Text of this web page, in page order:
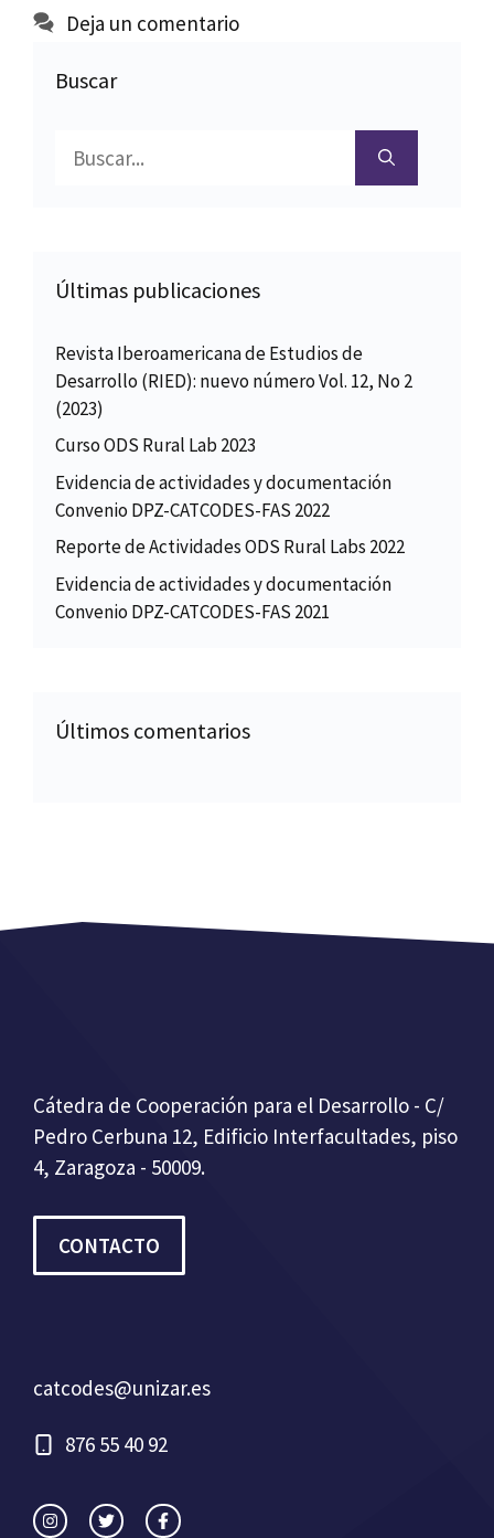
Deja un comentario
Buscar
Últimas publicaciones
Revista Iberoamericana de Estudios de
Desarrollo (RIED): nuevo número Vol. 12, No 2
(2023)
Curso ODS Rural Lab 2023
Evidencia de actividades y documentación
Convenio DPZ-CATCODES-FAS 2022
Reporte de Actividades ODS Rural Labs 2022
Evidencia de actividades y documentación
Convenio DPZ-CATCODES-FAS 2021
Últimos comentarios
Cátedra de Cooperación para el Desarrollo - C/
Pedro Cerbuna 12, Edificio Interfacultades, piso
4, Zaragoza - 50009.
CONTACTO
catcodes@unizar.es
876 55 40 92